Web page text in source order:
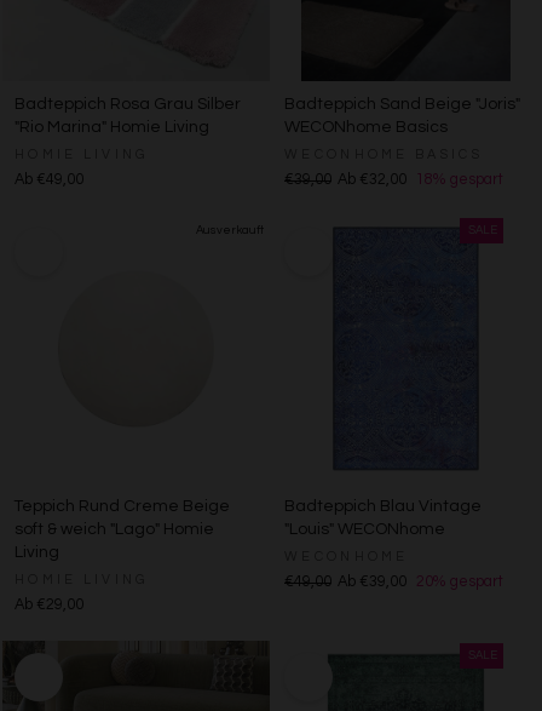
Badteppich Rosa Grau Silber
"Rio Marina" Homie Living
Ab €49,00
Badteppich Sand Beige "Joris"
WECONhome Basics
€39,00 Ab €32,00 18% gespart
Teppich Rund Creme Beige
soft & weich "Lago" Homie
Living
Ab €29,00
Badteppich Blau Vintage
"Louis" WECONhome
€49,00 Ab €39,00 20% gespart